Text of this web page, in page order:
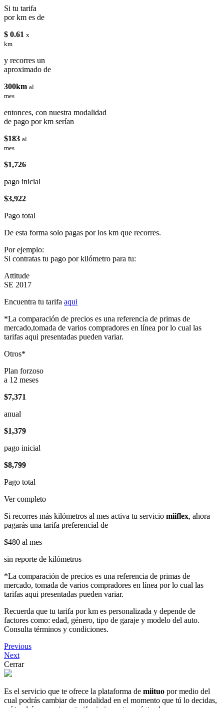
Si tu tarifa
por km es de
$ 0.61 x
km
y recorres un
aproximado de
300km al
mes
entonces, con nuestra modalidad
de pago por km serían
$183 al
mes
$1,726
pago inicial
$3,922
Pago total
De esta forma solo pagas por los km que recorres.
Por ejemplo:
Si contratas tu pago por kilómetro para tu:
Attitude
SE 2017
Encuentra tu tarifa aqui
*La comparación de precios es una referencia de primas de
mercado,tomada de varios compradores en línea por lo cual las
tarifas aqui presentadas pueden variar.
Otros*
Plan forzoso
a 12 meses
$7,371
anual
$1,379
pago inicial
$8,799
Pago total
Ver completo
Si recorres más kilómetros al mes activa tu servicio miiflex, ahora
pagarás una tarifa preferencial de
$480 al mes
sin reporte de kilómetros
*La comparación de precios es una referencia de primas de
mercado, tomada de varios compradores en línea por lo cual las
tarifas aqui presentadas pueden variar.
Recuerda que tu tarifa por km es personalizada y depende de
factores como: edad, género, tipo de garaje y modelo del auto.
Consulta términos y condiciones.
Previous
Next
Cerrar
Es el servicio que te ofrece la plataforma de miituo por medio del
cual podrás cambiar de modalidad en el momento que tú lo decidas,